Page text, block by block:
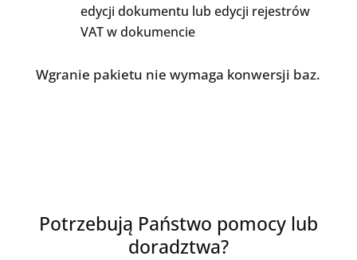
edycji dokumentu lub edycji rejestrów
VAT w dokumencie
Wgranie pakietu nie wymaga konwersji baz.
Potrzebują Państwo pomocy lub
doradztwa?